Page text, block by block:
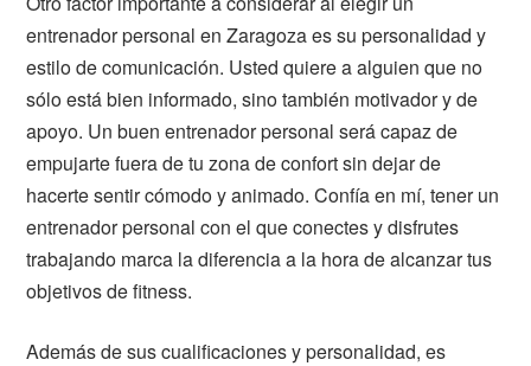
entrenador personal en Zaragoza es su personalidad y
estilo de comunicación. Usted quiere a alguien que no
sólo está bien informado, sino también motivador y de
apoyo. Un buen entrenador personal será capaz de
empujarte fuera de tu zona de confort sin dejar de
hacerte sentir cómodo y animado. Confía en mí, tener un
entrenador personal con el que conectes y disfrutes
trabajando marca la diferencia a la hora de alcanzar tus
objetivos de fitness.
Además de sus cualificaciones y personalidad, es